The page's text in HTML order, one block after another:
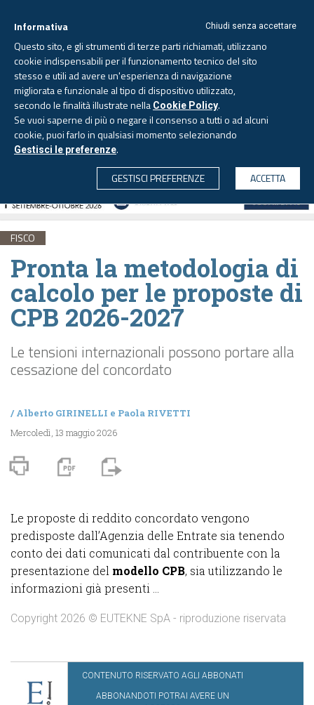
CERCA
Sabato, 8 agosto 2026 - Aggiornato alle 6.00
FISCO
Pronta la metodologia di
calcolo per le proposte di
CPB 2026-2027
Le tensioni internazionali possono portare alla
cessazione del concordato
/Alberto GIRINELLI e Paola RIVETTI
Mercoledì, 13 maggio 2026
Le proposte di reddito concordato vengono
predisposte dall’Agenzia delle Entrate sia tenendo
conto dei dati comunicati dal contribuente con la
presentazione del modello CPB, sia utilizzando le
informazioni già presenti ...
Copyright 2026 © EUTEKNE SpA - riproduzione riservata
CONTENUTO RISERVATO AGLI ABBONATI
ABBONANDOTI POTRAI AVERE UN
Chiudi senza accettare
Informativa
Questo sito, e gli strumenti di terze parti richiamati, utilizzano
cookie indispensabili per il funzionamento tecnico del sito
stesso e utili ad avere un'esperienza di navigazione
migliorata e funzionale al tipo di dispositivo utilizzato,
secondo le finalità illustrate nella Cookie Policy.
Se vuoi saperne di più o negare il consenso a tutti o ad alcuni
cookie, puoi farlo in qualsiasi momento selezionando
Gestisci le preferenze.
GESTISCI PREFERENZE
ACCETTA